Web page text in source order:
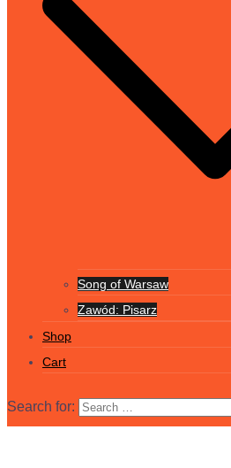
Song of Warsaw
Zawód: Pisarz
Shop
Cart
Search for: